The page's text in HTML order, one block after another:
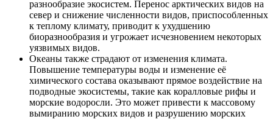
разнообразие экосистем. Перенос арктических видов на
север и снижение численности видов, приспособленных
к теплому климату, приводит к ухудшению
биоразнообразия и угрожает исчезновением некоторых
уязвимых видов.
Океаны также страдают от изменения климата.
Повышение температуры воды и изменение её
химического состава оказывают прямое воздействие на
подводные экосистемы, такие как коралловые рифы и
морские водоросли. Это может привести к массовому
вымиранию морских видов и разрушению морских